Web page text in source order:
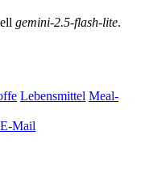
gemini-2.5-flash-lite.
Lebensmittel Meal-
Mail